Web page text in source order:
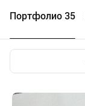
Портфолио 35